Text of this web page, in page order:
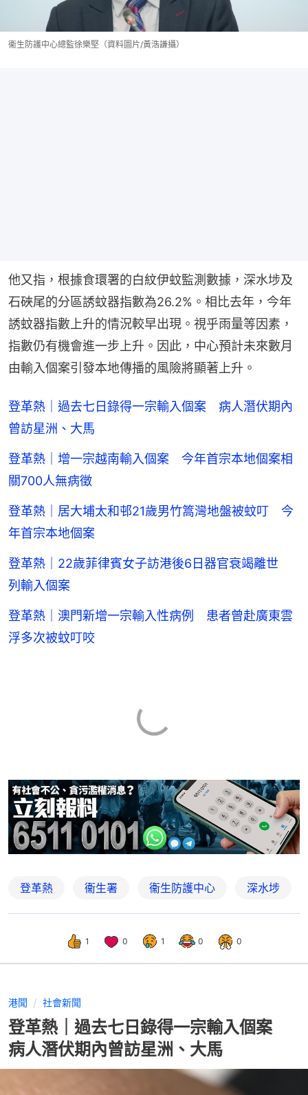
衞生防護中心總監徐樂堅（資料圖片/黃浩謙攝）
他又指，根據食環署的白紋伊蚊監測數據，深水埗及
石硤尾的分區誘蚊器指數為26.2%。相比去年，今年
誘蚊器指數上升的情況較早出現。視乎雨量等因素，
指數仍有機會進一步上升。因此，中心預計未來數月
由輸入個案引發本地傳播的風險將顯著上升。
登革熱｜過去七日錄得一宗輸入個案 病人潛伏期內
曾訪星洲、大馬
登革熱｜增一宗越南輸入個案 今年首宗本地個案相
關700人無病徵
登革熱｜居大埔太和邨21歲男竹篙灣地盤被蚊叮 今
年首宗本地個案
登革熱｜22歲菲律賓女子訪港後6日器官衰竭離世
列輸入個案
登革熱｜澳門新增一宗輸入性病例 患者曾赴廣東雲
浮多次被蚊叮咬
登革熱 衞生署 衞生防護中心 深水埗
1 0 1 0 0
港聞 社會新聞
登革熱｜過去七日錄得一宗輸入個案
病人潛伏期內曾訪星洲、大馬